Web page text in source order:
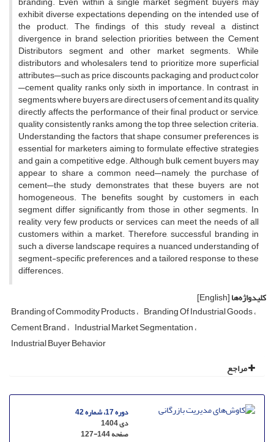
exhibit diverse expectations depending on the intended use of
the product. The findings of this study reveal a distinct
divergence in brand selection priorities between the Cement
Distributors segment and other market segments. While
distributors and wholesalers tend to prioritize more superficial
attributes—such as price, discounts, packaging, and product color
—cement quality ranks only sixth in importance. In contrast, in
segments where buyers are direct users of cement and its quality
directly affects the performance of their final product or service,
quality consistently ranks among the top three selection criteria.
Understanding the factors that shape consumer preferences is
essential for marketers aiming to formulate effective strategies
and gain a competitive edge. Although bulk cement buyers may
appear to share a common need—namely, the purchase of
cement—the study demonstrates that these buyers are not
homogeneous. The benefits sought by customers in each
segment differ significantly from those in other segments. In
reality, very few products or services can meet the needs of all
customers within a market. Therefore, successful branding in
such a diverse landscape requires a nuanced understanding of
segment-specific preferences and a tailored response to these
differences.
کلیدواژه‌ها[English]
Branding of Commodity Products Branding Of Industrial Goods
Cement Brand Industrial Market Segmentation
Industrial Buyer Behavior
مراجع
دوره 17، شماره 42
دی 1404
صفحه127-144